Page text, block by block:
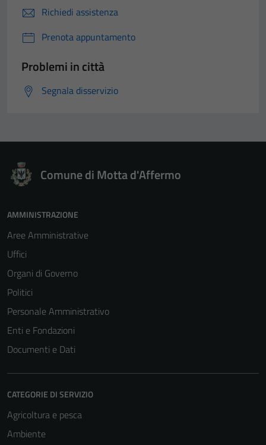
Richiedi assistenza
Prenota appuntamento
Problemi in città
Segnala disservizio
Comune di Motta d'Affermo
AMMINISTRAZIONE
Aree Amministrative
Uffici
Organi di Governo
Politici
Personale Amministrativo
Enti e Fondazioni
Documenti e Dati
CATEGORIE DI SERVIZIO
Agricoltura e pesca
Ambiente